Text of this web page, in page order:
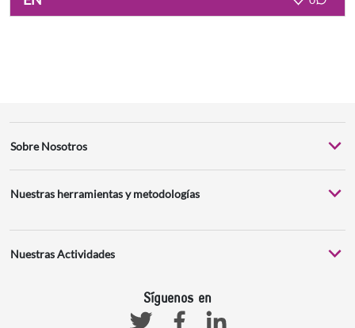
Sobre Nosotros
Nuestras herramientas y metodologías
Nuestras Actividades
Síguenos en
TwitterFacebookLinkedin